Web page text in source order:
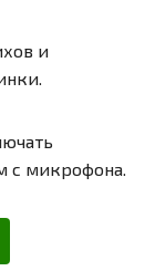
и
с микрофона.